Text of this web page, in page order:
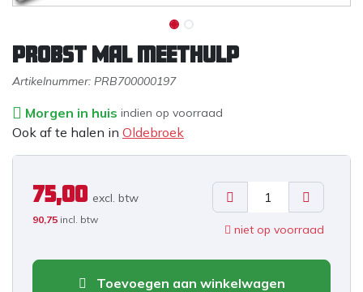
PROBST MAL meethulp
Artikelnummer: PRB700000197
Morgen in huis indien op voorraad
Ook af te halen in Oldebroek
75,00 excl. btw
90,75 incl. btw
niet op voorraad
Toevoegen aan winkelwagen